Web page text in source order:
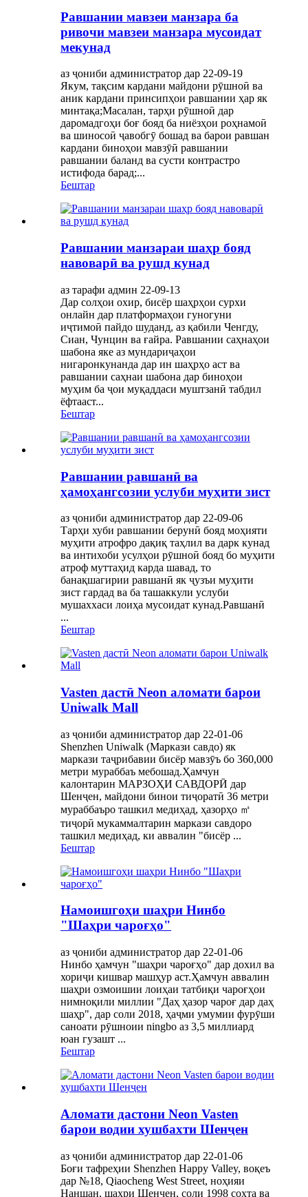
Равшании мавзеи манзара ба
ривочи мавзеи манзара мусоидат
мекунад
аз ҷониби администратор дар 22-09-19
Якум, тақсим кардани майдони рӯшноӣ ва
аник кардани принсипҳои равшании ҳар як
минтақа;Масалан, тарҳи рӯшноӣ дар
даромадгоҳи боғ бояд ба ниёзҳои роҳнамоӣ
ва шиносоӣ ҷавобгӯ бошад ва барои равшан
кардани биноҳои мавзӯӣ равшании
равшании баланд ва сусти контрастро
истифода барад;...
Бештар
Равшании манзараи шаҳр бояд
навоварӣ ва рушд кунад
аз тарафи админ 22-09-13
Дар солҳои охир, бисёр шаҳрҳои сурхи
онлайн дар платформаҳои гуногуни
иҷтимоӣ пайдо шуданд, аз қабили Ченгду,
Сиан, Чунцин ва ғайра. Равшании саҳнаҳои
шабона яке аз мундариҷаҳои
нигаронкунанда дар ин шаҳрҳо аст ва
равшании саҳнаи шабона дар биноҳои
муҳим ба ҷои муқаддаси муштзанӣ табдил
ёфтааст...
Бештар
Равшании равшанӣ ва
ҳамоҳангсозии услуби муҳити зист
аз ҷониби администратор дар 22-09-06
Тарҳи хуби равшании берунӣ бояд моҳияти
муҳити атрофро дақиқ таҳлил ва дарк кунад
ва интихоби усулҳои рӯшноӣ бояд бо муҳити
атроф муттаҳид карда шавад, то
банақшагирии равшанӣ як ҷузъи муҳити
зист гардад ва ба ташаккули услуби
мушаххаси лоиҳа мусоидат кунад.Равшанӣ
...
Бештар
Vasten дастӣ Neon аломати барои
Uniwalk Mall
аз ҷониби администратор дар 22-01-06
Shenzhen Uniwalk (Маркази савдо) як
маркази таҷрибавии бисёр мавзӯъ бо 360,000
метри мураббаъ мебошад.Ҳамчун
калонтарин МАРЗОҲИ САВДОРӢ дар
Шенҷен, майдони бинои тиҷоратӣ 36 метри
мураббаъро ташкил медиҳад, ҳазорҳо ㎡
тиҷорӣ мукаммалтарин маркази савдоро
ташкил медиҳад, ки аввалин "бисёр ...
Бештар
Намоишгоҳи шаҳри Нинбо
"Шаҳри чароғҳо"
аз ҷониби администратор дар 22-01-06
Нинбо ҳамчун "шаҳри чароғҳо" дар дохил ва
хориҷи кишвар машҳур аст.Ҳамчун аввалин
шаҳри озмоишии лоиҳаи татбиқи чароғҳои
нимноқили миллии "Даҳ ҳазор чароғ дар даҳ
шаҳр", дар соли 2018, ҳаҷми умумии фурӯши
саноати рӯшноии ningbo аз 3,5 миллиард
юан гузашт ...
Бештар
Аломати дастони Neon Vasten
барои водии хушбахти Шенҷен
аз ҷониби администратор дар 22-01-06
Боғи тафреҳии Shenzhen Happy Valley, воқеъ
дар №18, Qiaocheng West Street, ноҳияи
Наншан, шаҳри Шенҷен, соли 1998 сохта ва